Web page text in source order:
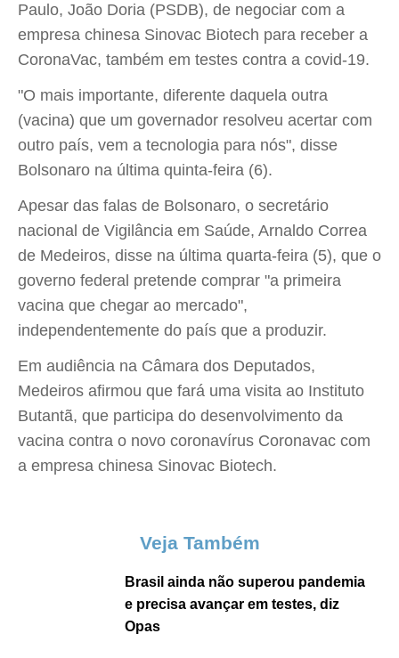
Paulo, João Doria (PSDB), de negociar com a
empresa chinesa Sinovac Biotech para receber a
CoronaVac, também em testes contra a covid-19.
"O mais importante, diferente daquela outra
(vacina) que um governador resolveu acertar com
outro país, vem a tecnologia para nós", disse
Bolsonaro na última quinta-feira (6).
Apesar das falas de Bolsonaro, o secretário
nacional de Vigilância em Saúde, Arnaldo Correa
de Medeiros, disse na última quarta-feira (5), que o
governo federal pretende comprar "a primeira
vacina que chegar ao mercado",
independentemente do país que a produzir.
Em audiência na Câmara dos Deputados,
Medeiros afirmou que fará uma visita ao Instituto
Butantã, que participa do desenvolvimento da
vacina contra o novo coronavírus Coronavac com
a empresa chinesa Sinovac Biotech.
Veja Também
Brasil ainda não superou pandemia
e precisa avançar em testes, diz
Opas